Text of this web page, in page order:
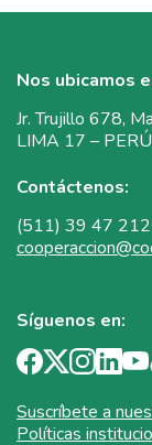
Nos ubicamos
Jr. Trujillo 678,
LIMA 17 – PERÚ
Contáctenos:
(511) 39 47
Síguenos en:
Suscríbete a
Políticas